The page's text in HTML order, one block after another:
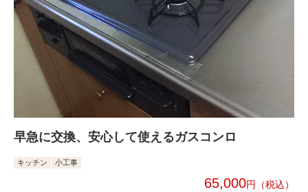
早急に交換、安心して使えるガスコンロ
キッチン 小工事
65,000円